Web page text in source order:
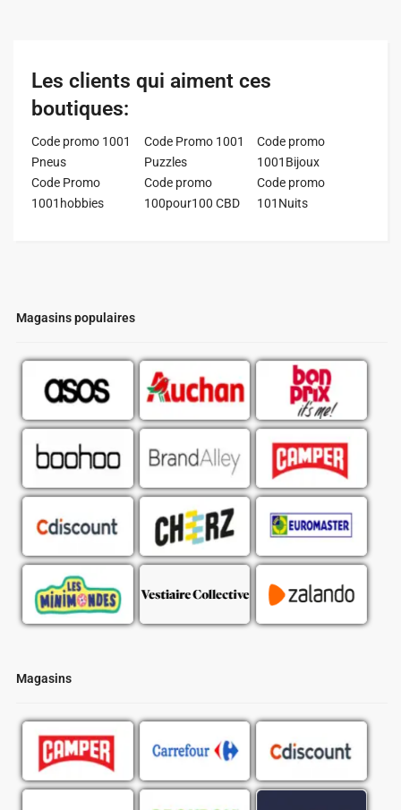
Magasins populaires
Magasins
Les clients qui aiment ces
boutiques:
Code promo 1001
Pneus
Code Promo 1001
Puzzles
Code promo
1001Bijoux
Code Promo
1001hobbies
Code promo
100pour100 CBD
Code promo
101Nuits